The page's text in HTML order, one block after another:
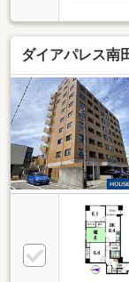
ダイアパレス